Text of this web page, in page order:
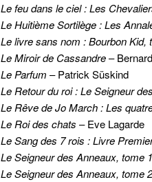
Le feu dans le ciel : Les
Le Huitième Sortilège : Les
Le livre sans nom : Bourbon Kid,
Le Miroir de Cassandre–
Le Parfum – Patrick Süskind
Le Retour du roi : Le Seigneur
Le Rêve de Jo March : Les
Le Roi des chats – Eve Lagarde
Le Sang des 7 rois : Livre
Le Seigneur des Anneaux, tome
Le Seigneur des Anneaux, tome